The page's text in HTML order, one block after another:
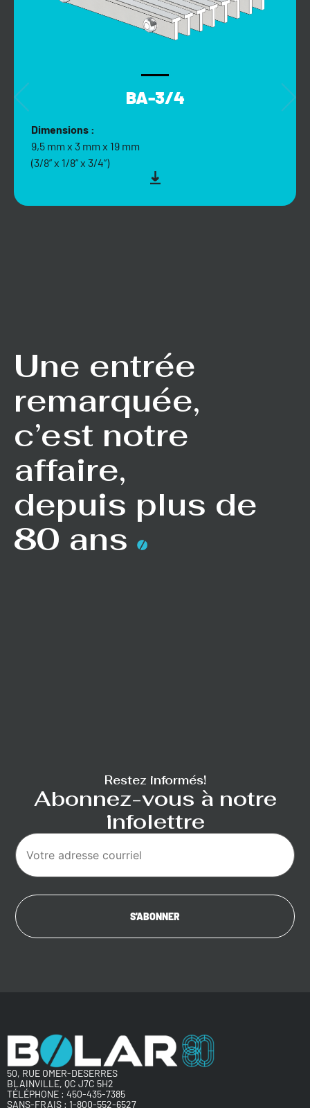
BA-3/4
Dimensions :
9,5 mm x 3 mm x 19 mm
(3/8” x 1/8” x 3/4”)
Une entrée
remarquée,
c’est notre
affaire,
depuis plus de
80 ans
Restez informés!
Abonnez-vous à notre
infolettre
50, RUE OMER-DESERRES
BLAINVILLE, QC J7C 5H2
TÉLÉPHONE : 450-435-7385
SANS-FRAIS : 1-800-552-6527